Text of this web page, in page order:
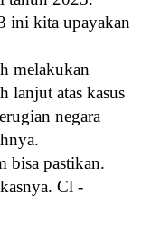
ini kita upayakan
melakukan
lanjut atas kasus
negara
bisa pastikan.
Cl -